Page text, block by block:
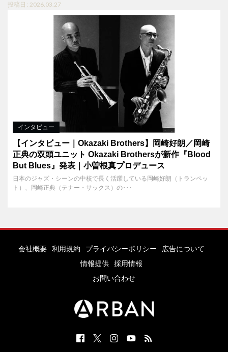
投稿日 : 2026.03.27
インタビュー
【インタビュー｜Okazaki Brothers】岡崎好朗／岡崎
正典の双頭ユニット Okazaki Brothersが新作『Blood
But Blues』発表｜小曽根真プロデュース
日本のジャズ・シーンの中核で長く活躍している岡崎好朗（トランペッ
ト）、岡崎正典（テナー・サックス）の･･･
会社概要 利用規約 プライバシーポリシー
広告について
情報提供
採用情報
お問い合わせ